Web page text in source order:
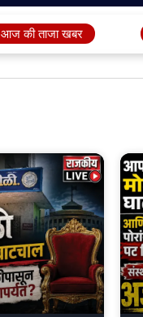
आज की ताजा खबर